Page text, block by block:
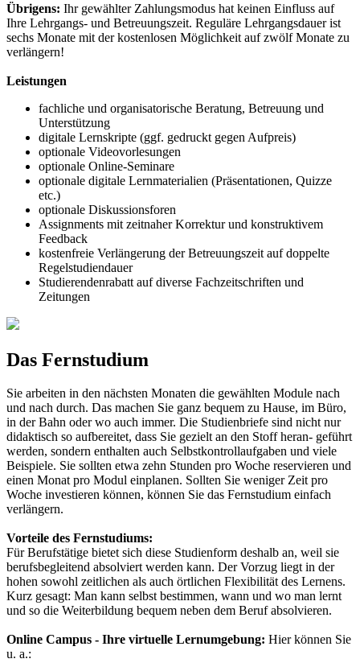
Übrigens: Ihr gewählter Zahlungsmodus hat keinen Einfluss auf
Ihre Lehrgangs- und Betreuungszeit. Reguläre Lehrgangsdauer ist
sechs Monate mit der kostenlosen Möglichkeit auf zwölf Monate zu
verlängern!
Leistungen
fachliche und organisatorische Beratung, Betreuung und
Unterstützung
digitale Lernskripte (ggf. gedruckt gegen Aufpreis)
optionale Videovorlesungen
optionale Online-Seminare
optionale digitale Lernmaterialien (Präsentationen, Quizze
etc.)
optionale Diskussionsforen
Assignments mit zeitnaher Korrektur und konstruktivem
Feedback
kostenfreie Verlängerung der Betreuungszeit auf doppelte
Regelstudiendauer
Studierendenrabatt auf diverse Fachzeitschriften und
Zeitungen
Das Fernstudium
Sie arbeiten in den nächsten Monaten die gewählten Module nach
und nach durch. Das machen Sie ganz bequem zu Hause, im Büro,
in der Bahn oder wo auch immer. Die Studienbriefe sind nicht nur
didaktisch so aufbereitet, dass Sie gezielt an den Stoff heran- geführt
werden, sondern enthalten auch Selbstkontrollaufgaben und viele
Beispiele. Sie sollten etwa zehn Stunden pro Woche reservieren und
einen Monat pro Modul einplanen. Sollten Sie weniger Zeit pro
Woche investieren können, können Sie das Fernstudium einfach
verlängern.
Vorteile des Fernstudiums:
Für Berufstätige bietet sich diese Studienform deshalb an, weil sie
berufsbegleitend absolviert werden kann. Der Vorzug liegt in der
hohen sowohl zeitlichen als auch örtlichen Flexibilität des Lernens.
Kurz gesagt: Man kann selbst bestimmen, wann und wo man lernt
und so die Weiterbildung bequem neben dem Beruf absolvieren.
Online Campus - Ihre virtuelle Lernumgebung: Hier können Sie
u. a.: